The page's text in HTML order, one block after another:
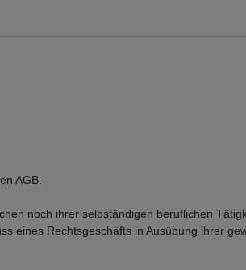
AGB.
noch ihrer selbständigen beruflichen
eines Rechtsgeschäfts in Ausübung ihrer